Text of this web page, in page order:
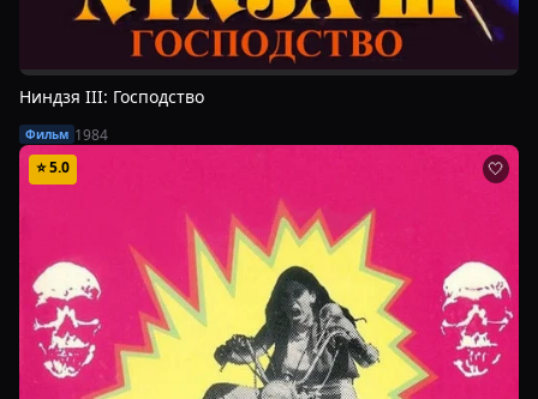
Ниндзя III: Господство
Фильм 1984
⭐5.0 🤍